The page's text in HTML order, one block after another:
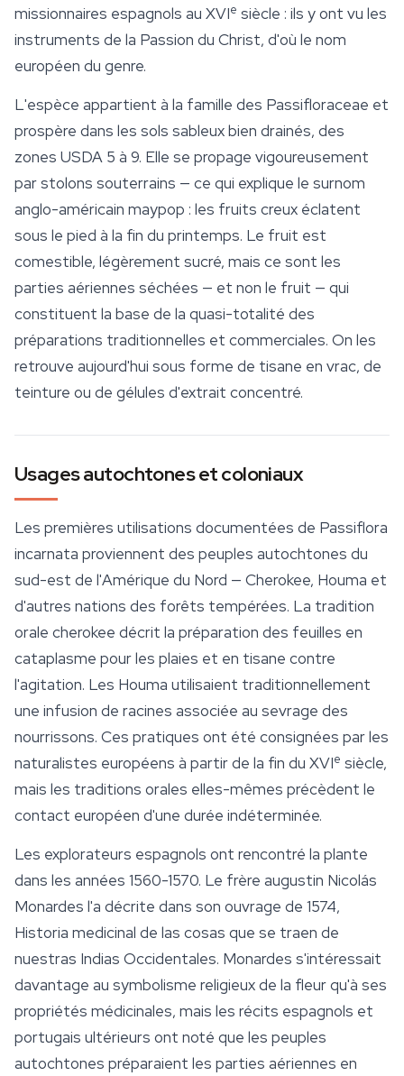
missionnaires espagnols au XVIe siècle : ils y ont vu les
instruments de la Passion du Christ, d'où le nom
européen du genre.
L'espèce appartient à la famille des Passifloraceae et
prospère dans les sols sableux bien drainés, des
zones USDA 5 à 9. Elle se propage vigoureusement
par stolons souterrains — ce qui explique le surnom
anglo-américain maypop : les fruits creux éclatent
sous le pied à la fin du printemps. Le fruit est
comestible, légèrement sucré, mais ce sont les
parties aériennes séchées — et non le fruit — qui
constituent la base de la quasi-totalité des
préparations traditionnelles et commerciales. On les
retrouve aujourd'hui sous forme de tisane en vrac, de
teinture ou de gélules d'extrait concentré.
Usages autochtones et coloniaux
Les premières utilisations documentées de Passiflora
incarnata proviennent des peuples autochtones du
sud-est de l'Amérique du Nord — Cherokee, Houma et
d'autres nations des forêts tempérées. La tradition
orale cherokee décrit la préparation des feuilles en
cataplasme pour les plaies et en tisane contre
l'agitation. Les Houma utilisaient traditionnellement
une infusion de racines associée au sevrage des
nourrissons. Ces pratiques ont été consignées par les
naturalistes européens à partir de la fin du XVIe siècle,
mais les traditions orales elles-mêmes précèdent le
contact européen d'une durée indéterminée.
Les explorateurs espagnols ont rencontré la plante
dans les années 1560-1570. Le frère augustin Nicolás
Monardes l'a décrite dans son ouvrage de 1574,
Historia medicinal de las cosas que se traen de
nuestras Indias Occidentales. Monardes s'intéressait
davantage au symbolisme religieux de la fleur qu'à ses
propriétés médicinales, mais les récits espagnols et
portugais ultérieurs ont noté que les peuples
autochtones préparaient les parties aériennes en